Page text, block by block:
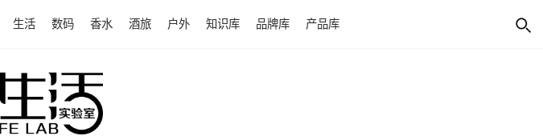
生活 数码 香水 酒旅 户外 知识库 品牌库 产品库